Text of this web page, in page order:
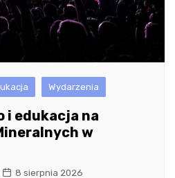
Wydarzenia
i edukacja na
w
8 sierpnia 2026